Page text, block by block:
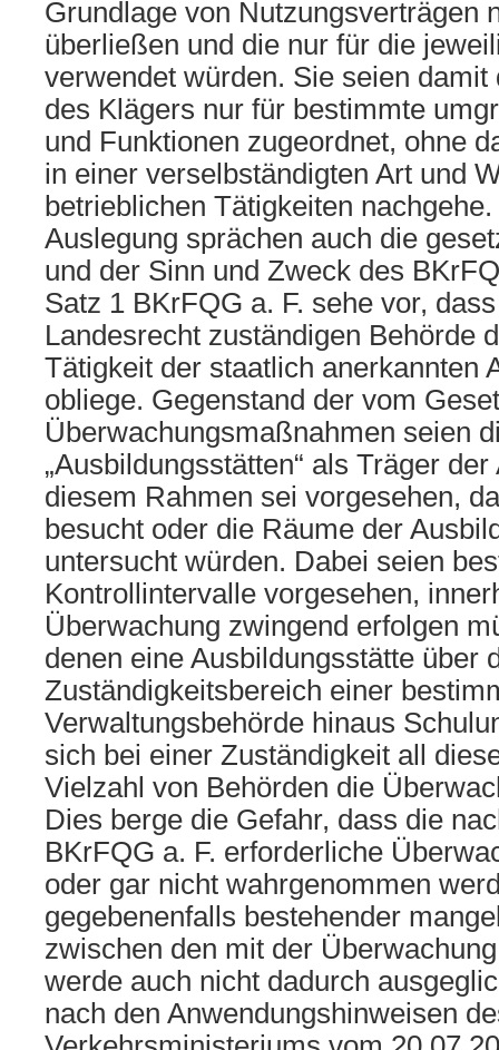
Grundlage von Nutzungsverträgen
überließen und die nur für die
verwendet würden. Sie seien
des Klägers nur für bestimmte
und Funktionen zugeordnet, ohne
in einer verselbständigten Art und
betrieblichen Tätigkeiten
Auslegung sprächen auch die
und der Sinn und Zweck des
Satz 1 BKrFQG a. F. sehe vor,
Landesrecht zuständigen Behörde
Tätigkeit der staatlich anerkannten
obliege. Gegenstand der vom
Überwachungsmaßnahmen seien
„Ausbildungsstätten“ als Träger
diesem Rahmen sei vorgesehen,
besucht oder die Räume der
untersucht würden. Dabei seien
Kontrollintervalle vorgesehen,
Überwachung zwingend erfolgen
denen eine Ausbildungsstätte über
Zuständigkeitsbereich einer
Verwaltungsbehörde hinaus
sich bei einer Zuständigkeit all
Vielzahl von Behörden die
Dies berge die Gefahr, dass die
BKrFQG a. F. erforderliche
oder gar nicht wahrgenommen
gegebenenfalls bestehender
zwischen den mit der
werde auch nicht dadurch
nach den Anwendungshinweisen